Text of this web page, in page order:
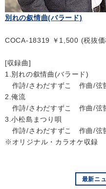
別れの叙情曲(バラード)
COCA-18319 ￥1,500 (税抜
[収録曲]
1.別れの叙情曲(バラード)
作詩/さわだすずこ 作曲/弦
2.俺流
作詩/さわだすずこ 作曲/弦
3.小松島まつり唄
作詩/さわだすずこ 作曲/弦
※オリジナル・カラオケ収録
最新ニ